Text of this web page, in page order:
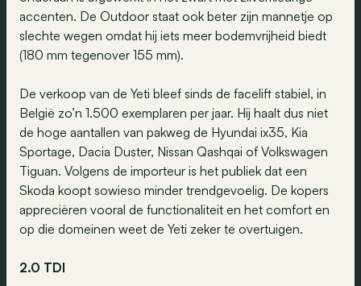
accenten. De Outdoor staat ook beter zijn mannetje op
slechte wegen omdat hij iets meer bodemvrijheid biedt
(180 mm tegenover 155 mm).
De verkoop van de Yeti bleef sinds de facelift stabiel, in
België zo’n 1.500 exemplaren per jaar. Hij haalt dus niet
de hoge aantallen van pakweg de Hyundai ix35, Kia
Sportage, Dacia Duster, Nissan Qashqai of Volkswagen
Tiguan. Volgens de importeur is het publiek dat een
Skoda koopt sowieso minder trendgevoelig. De kopers
appreciëren vooral de functionaliteit en het comfort en
op die domeinen weet de Yeti zeker te overtuigen.
2.0 TDI